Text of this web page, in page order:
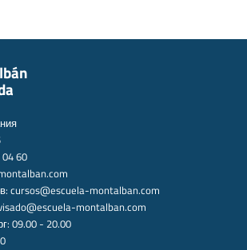
60
cursos@escuela-montalban.com
montalban.com
09.00 - 20.00